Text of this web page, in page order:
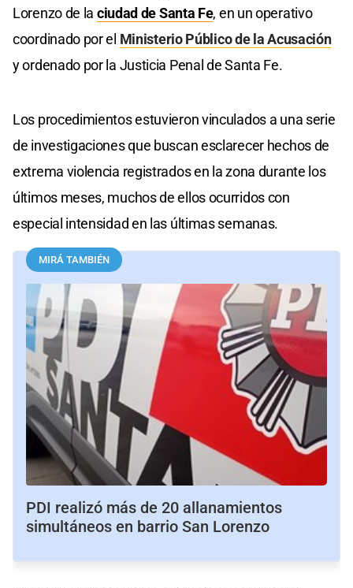
Lorenzo de la ciudad de Santa Fe, en un operativo
coordinado por el Ministerio Público de la Acusación
y ordenado por la Justicia Penal de Santa Fe.
Los procedimientos estuvieron vinculados a una serie
de investigaciones que buscan esclarecer hechos de
extrema violencia registrados en la zona durante los
últimos meses, muchos de ellos ocurridos con
especial intensidad en las últimas semanas.
MIRÁ TAMBIÉN
PDI realizó más de 20 allanamientos
simultáneos en barrio San Lorenzo